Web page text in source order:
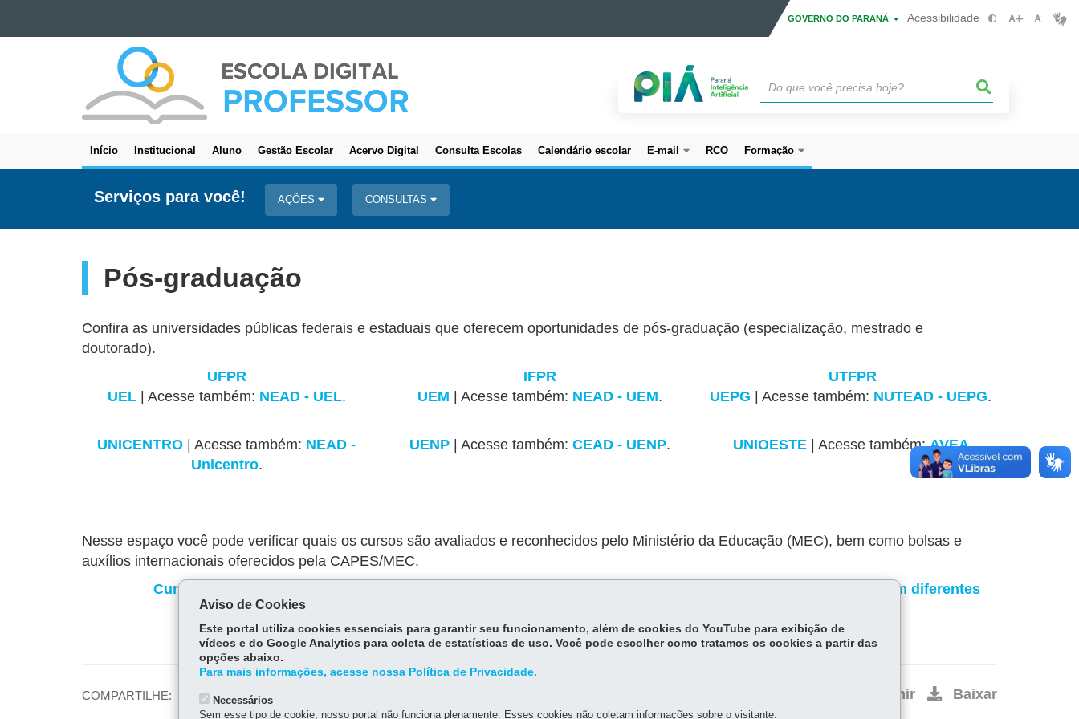
Ir para a navegação
GOVERNO DO PARANÁ Acessibilidade
ESCOLA
DIGITAL
PROFESSORES
Navegação
principal
Início Institucional Aluno Gestão Escolar Acervo Digital Consulta Escolas Calendário escolar E-mail RCO Formação
Serviços para você! AÇÕES CONSULTAS
Pós-graduação
Confira as universidades públicas federais e estaduais que oferecem oportunidades de pós-graduação (especialização, mestrado e
doutorado).
UFPR
IFPR
UTFPR
UEL
| Acesse também: NEAD - UEL. UEM | Acesse também: NEAD - UEM. UEPG | Acesse também: NUTEAD - UEPG.
UNICENTRO | Acesse também: NEAD -
Unicentro.
UENP | Acesse também: CEAD - UENP. UNIOESTE | Acesse também:AVEA.
Nesse espaço você pode verificar quais os cursos são avaliados e reconhecidos pelo Ministério da Educação (MEC), bem como bolsas e
auxílios internacionais oferecidos pela CAPES/MEC.
Cursos avaliados e reconhecidos pelo MEC.
Bolsas e auxílios Internacionais, para estudar em diferentes
COMPARTILHE:
ce
Imprimir Baixar
Aviso de Cookies
Este portal utiliza cookies essenciais para garantir seu funcionamento, além de cookies do YouTube para exibição de
vídeos e do Google Analytics para coleta de estatísticas de uso. Você pode escolher como tratamos os cookies a partir das
opções abaixo.
Para mais informações, acesse nossa Política de Privacidade.
Necessários
Sem esse tipo de cookie, nosso portal não funciona plenamente. Esses cookies não coletam informações sobre o visitante.